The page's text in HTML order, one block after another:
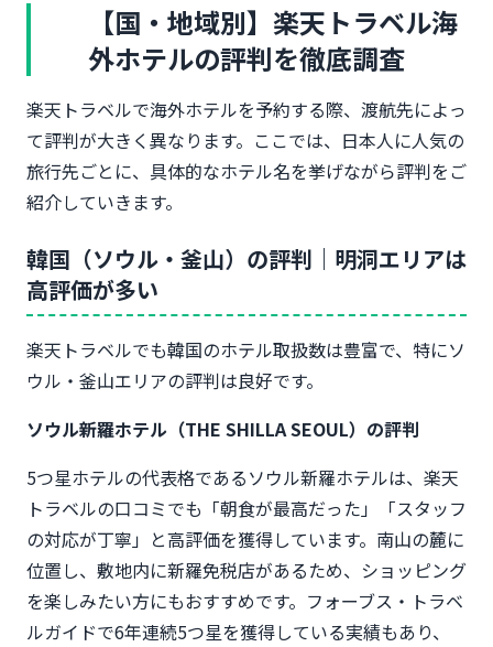
【国・地域別】楽天トラベル海
外ホテルの評判を徹底調査
楽天トラベルで海外ホテルを予約する際、渡航先によっ
て評判が大きく異なります。ここでは、日本人に人気の
旅行先ごとに、具体的なホテル名を挙げながら評判をご
紹介していきます。
韓国（ソウル・釜山）の評判｜明洞エリアは
高評価が多い
楽天トラベルでも韓国のホテル取扱数は豊富で、特にソ
ウル・釜山エリアの評判は良好です。
ソウル新羅ホテル（THE SHILLA SEOUL）の評判
5つ星ホテルの代表格であるソウル新羅ホテルは、楽天
トラベルの口コミでも「朝食が最高だった」「スタッフ
の対応が丁寧」と高評価を獲得しています。南山の麓に
位置し、敷地内に新羅免税店があるため、ショッピング
を楽しみたい方にもおすすめです。フォーブス・トラベ
ルガイドで6年連続5つ星を獲得している実績もあり、